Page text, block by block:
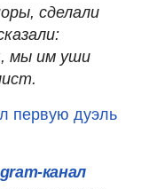
сделали
мы им уши
первую дуэль
канал